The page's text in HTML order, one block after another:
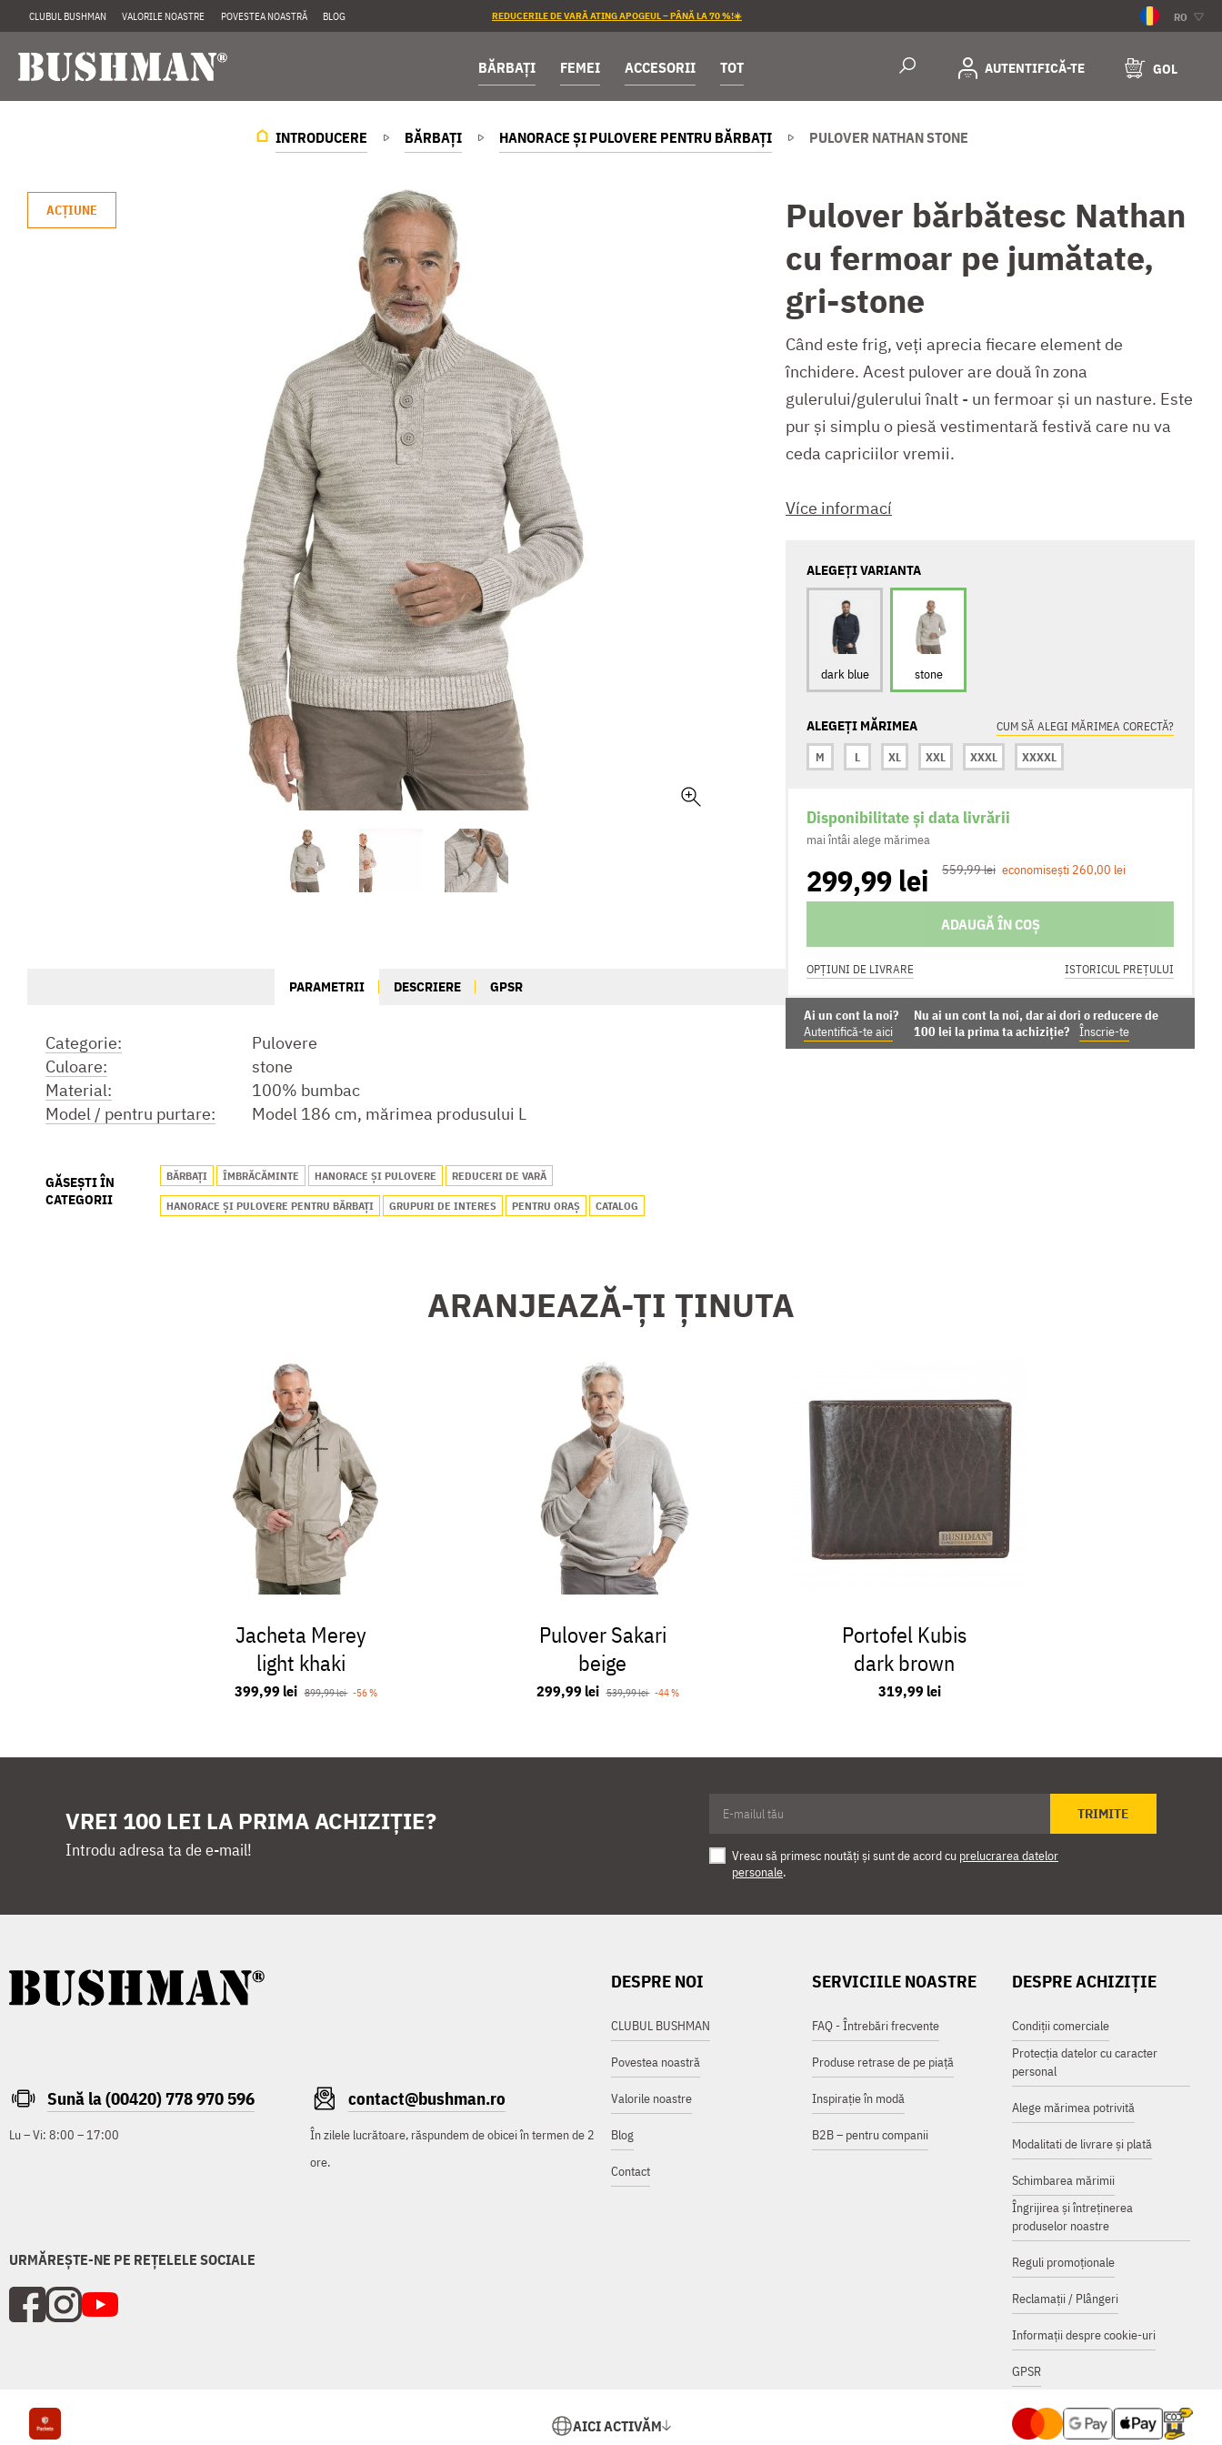
CLUBUL BUSHMAN VALORILE NOASTRE POVESTEA NOASTRĂ BLOG REDUCERILE DE VARĂ ATING APOGEUL – PÂNĂ LA 70 %!☀️ RO
BĂRBAȚI FEMEI ACCESORII TOT AUTENTIFICĂ-TE GOL
INTRODUCERE BĂRBAȚI HANORACE ȘI PULOVERE PENTRU BĂRBAȚI PULOVER NATHAN STONE
ACŢIUNE
Pulover bărbătesc Nathan
cu fermoar pe jumătate,
gri-stone
Când este frig, veți aprecia fiecare element de
închidere. Acest pulover are două în zona
gulerului/gulerului înalt - un fermoar și un nasture. Este
pur și simplu o piesă vestimentară festivă care nu va
ceda capriciilor vremii.
Více informací
ALEGEȚI VARIANTA
dark blue stone
ALEGEȚI MĂRIMEA
CUM SĂ ALEGI MĂRIMEA CORECTĂ?
M
L XL XXL XXXL XXXXL
Disponibilitate și data livrării
mai întâi alege mărimea
299,99 lei 559,99 lei economisești 260,00 lei
ADAUGĂ ÎN COȘ
OPȚIUNI DE LIVRARE ISTORICUL PREȚULUI
Ai un cont la noi?
Autentifică-te aici
Nu ai un cont la noi, dar ai dori o reducere de
100 lei la prima ta achiziție?
Înscrie-te
PARAMETRII DESCRIERE GPSR
Categorie:
Pulovere
Culoare:
stone
Material:
100% bumbac
Model / pentru purtare:
Model 186 cm, mărimea produsului L
GĂSEȘTI ÎN
CATEGORII
BĂRBAȚI ÎMBRĂCĂMINTE HANORACE ȘI PULOVERE REDUCERI DE VARĂ
HANORACE ȘI PULOVERE PENTRU BĂRBAȚI GRUPURI DE INTERES PENTRU ORAȘ CATALOG
ARANJEAZĂ-ȚI ȚINUTA
Jacheta Merey
light khaki
399,99 lei 899,99 lei -56 %
Pulover Sakari
beige
299,99 lei 539,99 lei -44 %
Portofel Kubis
dark brown
319,99 lei
VREI 100 LEI LA PRIMA ACHIZIȚIE?
Introdu adresa ta de e-mail!
TRIMITE
Vreau să primesc noutăți și sunt de acord cu prelucrarea datelor
personale.
Sună la (00420) 778 970 596
Lu – Vi: 8:00 – 17:00
contact@bushman.ro
În zilele lucrătoare, răspundem de obicei în termen de 2
ore.
URMĂREȘTE-NE PE REȚELELE SOCIALE
DESPRE NOI
CLUBUL BUSHMAN
Povestea noastră
Valorile noastre
Blog
Contact
SERVICIILE NOASTRE
FAQ - Întrebări frecvente
Produse retrase de pe piață
Inspirație în modă
B2B – pentru companii
DESPRE ACHIZIȚIE
Condiții comerciale
Protecția datelor cu caracter
personal
Alege mărimea potrivită
Modalitati de livrare și plată
Schimbarea mărimii
Îngrijirea și întreținerea
produselor noastre
Reguli promoționale
Reclamații / Plângeri
Informații despre cookie-uri
GPSR
AICI ACTIVĂM